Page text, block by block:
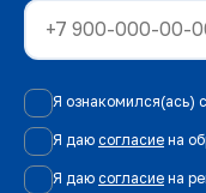
Я ознакомился(ась) с
Я даю согласие на
Я даю согласие на